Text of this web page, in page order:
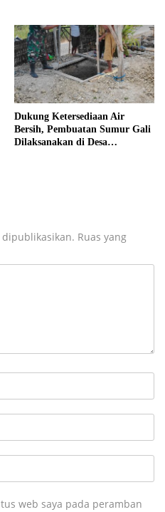
BAKTI
Dukung Ketersediaan Air
Bersih, Pembuatan Sumur Gali
Dilaksanakan di Desa
Ruas yang
web saya pada peramban